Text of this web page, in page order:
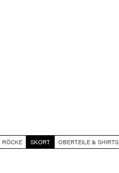
RÖCKE SKORT OBERTEILE & SHIRTS